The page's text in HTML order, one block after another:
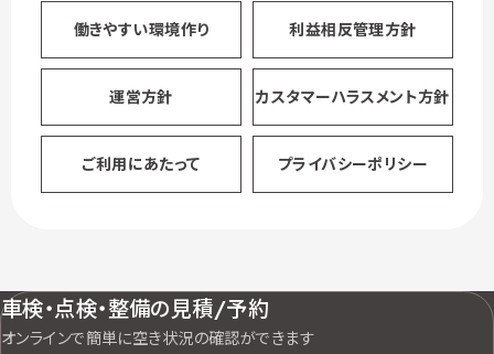
働きやすい環境作り 利益相反管理方針
運営方針 カスタマーハラスメント方針
ご利用にあたって プライバシーポリシー
車検・点検・整備の見積/予約
オンラインで簡単に空き状況の確認ができます